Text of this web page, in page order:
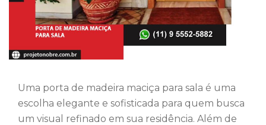
Uma porta de madeira maciça para sala é uma
escolha elegante e sofisticada para quem busca
um visual refinado em sua residência. Além de